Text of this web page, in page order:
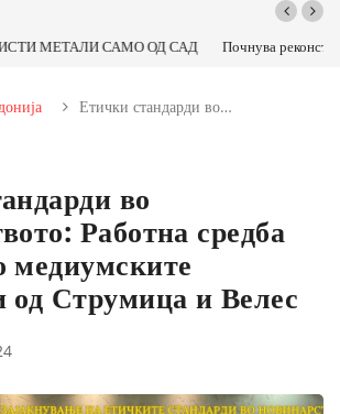
на улицата „5-ти Ноември“ во Струмица
Етички стандарди во…
во
Работна средба
од Струмица и Велес